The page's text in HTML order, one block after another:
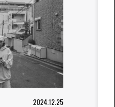
2024.12.25